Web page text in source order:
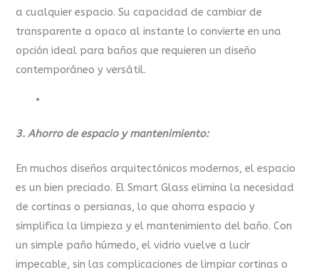
a cualquier espacio. Su capacidad de cambiar de
transparente a opaco al instante lo convierte en una
opción ideal para baños que requieren un diseño
contemporáneo y versátil.
3. Ahorro de espacio y mantenimiento:
En muchos diseños arquitectónicos modernos, el espacio
es un bien preciado. El Smart Glass elimina la necesidad
de cortinas o persianas, lo que ahorra espacio y
simplifica la limpieza y el mantenimiento del baño. Con
un simple paño húmedo, el vidrio vuelve a lucir
impecable, sin las complicaciones de limpiar cortinas o